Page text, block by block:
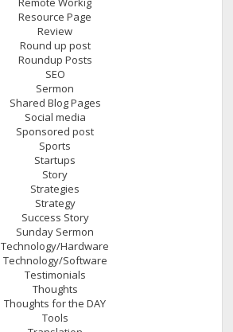
Resource Page
Review
Round up post
Roundup Posts
SEO
Sermon
Shared Blog Pages
Social media
Sponsored post
Sports
Startups
Story
Strategies
Strategy
Success Story
Sunday Sermon
Technology/Hardware
Technology/Software
Testimonials
Thoughts
Thoughts for the DAY
Tools